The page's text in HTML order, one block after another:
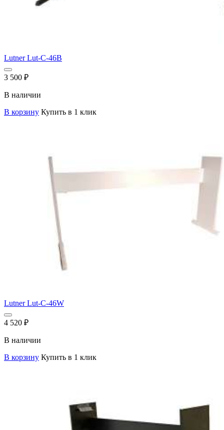
Lutner Lut-C-46B
3 500 ₽
В наличии
В корзину Купить в 1 клик
Lutner Lut-C-46W
4 520 ₽
В наличии
В корзину Купить в 1 клик